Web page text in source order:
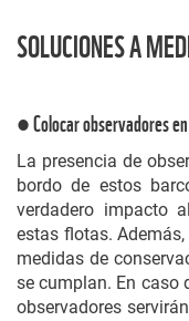
SOLUCIONES A
● Colocar observadores
La presencia de
bordo de estos
verdadero impacto
estas flotas.
medidas de
se cumplan. En caso
observadores